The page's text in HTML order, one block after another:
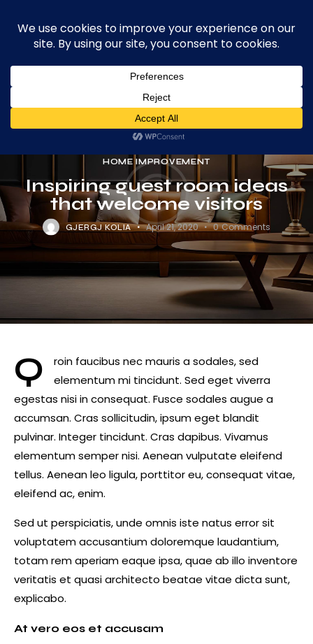
Volzar
House of Handmade Rugs
HOME IMPROVEMENT
Inspiring guest room ideas
that welcome visitors
GJERGJ KOLIA April 21, 2020 0 Comments
Q
roin faucibus nec mauris a sodales, sed
elementum mi tincidunt. Sed eget viverra
egestas nisi in consequat. Fusce sodales augue a
accumsan. Cras sollicitudin, ipsum eget blandit
pulvinar. Integer tincidunt. Cras dapibus. Vivamus
elementum semper nisi. Aenean vulputate eleifend
tellus. Aenean leo ligula, porttitor eu, consequat vitae,
eleifend ac, enim.
Sed ut perspiciatis, unde omnis iste natus error sit
voluptatem accusantium doloremque laudantium,
totam rem aperiam eaque ipsa, quae ab illo inventore
veritatis et quasi architecto beatae vitae dicta sunt,
explicabo.
At vero eos et accusam